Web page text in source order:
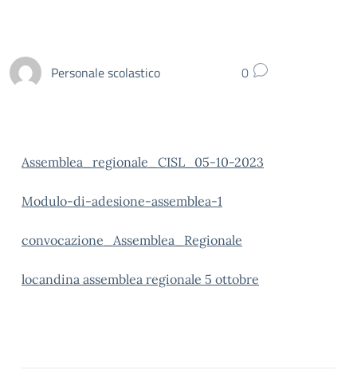
Personale scolastico 0
Assemblea_regionale_CISL_05-10-2023
Modulo-di-adesione-assemblea-1
convocazione_Assemblea_Regionale
locandina assemblea regionale 5 ottobre